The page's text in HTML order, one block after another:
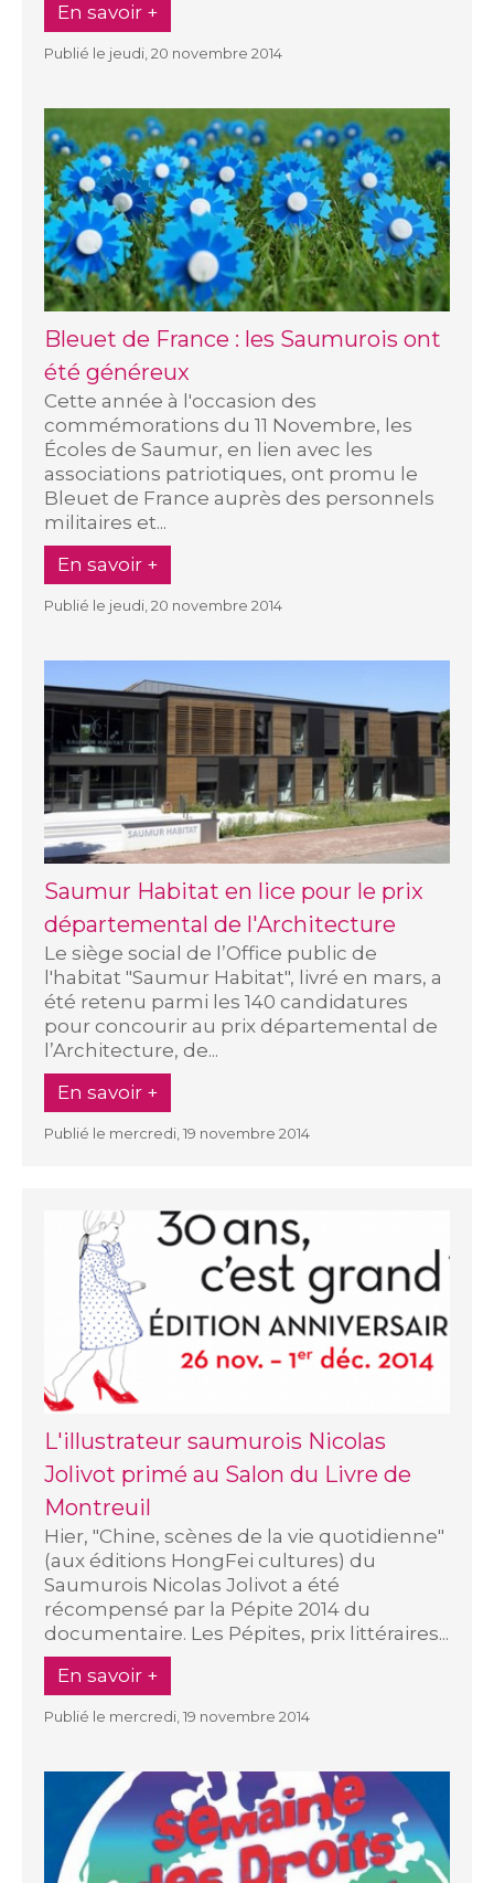
En savoir +
Publié le jeudi, 20 novembre 2014
Bleuet de France : les Saumurois ont
été généreux
Cette année à l'occasion des
commémorations du 11 Novembre, les
Écoles de Saumur, en lien avec les
associations patriotiques, ont promu le
Bleuet de France auprès des personnels
militaires et...
En savoir +
Publié le jeudi, 20 novembre 2014
Saumur Habitat en lice pour le prix
départemental de l'Architecture
Le siège social de l’Office public de
l'habitat "Saumur Habitat", livré en mars, a
été retenu parmi les 140 candidatures
pour concourir au prix départemental de
l’Architecture, de...
En savoir +
Publié le mercredi, 19 novembre 2014
L'illustrateur saumurois Nicolas
Jolivot primé au Salon du Livre de
Montreuil
Hier, "Chine, scènes de la vie quotidienne"
(aux éditions HongFei cultures) du
Saumurois Nicolas Jolivot a été
récompensé par la Pépite 2014 du
documentaire. Les Pépites, prix littéraires...
En savoir +
Publié le mercredi, 19 novembre 2014